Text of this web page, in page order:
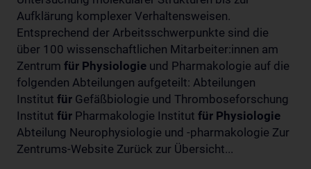
Aufklärung komplexer Verhaltensweisen.
Entsprechend der Arbeitsschwerpunkte sind die
über 100 wissenschaftlichen Mitarbeiter:innen am
Zentrum für Physiologie und Pharmakologie auf die
folgenden Abteilungen aufgeteilt: Abteilungen
Institut für Gefäßbiologie und Thromboseforschung
Institut für Pharmakologie Institut für Physiologie
Abteilung Neurophysiologie und -pharmakologie Zur
Zentrums-Website Zurück zur Übersicht...